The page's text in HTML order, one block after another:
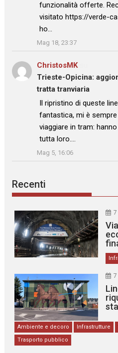
funzionalità offerte.
visitato https://verde-
ho…
”
Mag 18, 23:37
ChristosMKsu
Trieste-Opicina:
tratta tranviaria
: “
Il ripristino di queste
fantastica, mi è
viaggiare in tram:
tutta loro.…
”
Mag 5, 16:06
Recenti
7
7
Ambiente e decoro Infrastrutture
Trasporto pubblico